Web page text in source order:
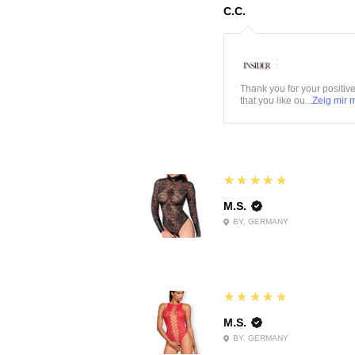
C.C.
:
Thank you for your
that you like ou...Zeig mir
5
★★★★★
M.S.
BY, GERMANY
5
★★★★★
M.S.
BY, GERMANY